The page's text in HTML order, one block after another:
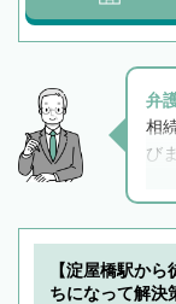
弁
相
び
と
解
で
で
で
【淀屋橋駅か
ちになって解決